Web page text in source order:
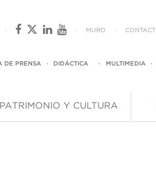
· · MURO ·
DE PRENSA · DIDÁCTICA · MULTIMEDIA ·
PATRIMONIO Y CULTURA